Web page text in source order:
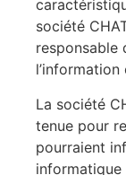
société
responsable
La société
tenue pour
pourraient
informatique